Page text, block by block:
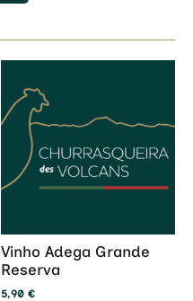
Vinho Adega Grande
Reserva
5,90 €